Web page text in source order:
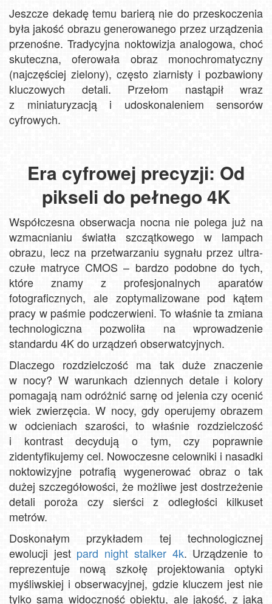
Jeszcze dekadę temu barierą nie do przeskoczenia
była jakość obrazu generowanego przez urządzenia
przenośne. Tradycyjna noktowizja analogowa, choć
skuteczna, oferowała obraz monochromatyczny
(najczęściej zielony), często ziarnisty i pozbawiony
kluczowych detali. Przełom nastąpił wraz
z miniaturyzacją i udoskonaleniem sensorów
cyfrowych.
Era cyfrowej precyzji: Od
pikseli do pełnego 4K
Współczesna obserwacja nocna nie polega już na
wzmacnianiu światła szczątkowego w lampach
obrazu, lecz na przetwarzaniu sygnału przez ultra-
czułe matryce CMOS – bardzo podobne do tych,
które znamy z profesjonalnych aparatów
fotograficznych, ale zoptymalizowane pod kątem
pracy w paśmie podczerwieni. To właśnie ta zmiana
technologiczna pozwoliła na wprowadzenie
standardu 4K do urządzeń obserwatcyjnych.
Dlaczego rozdzielczość ma tak duże znaczenie
w nocy? W warunkach dziennych detale i kolory
pomagają nam odróżnić sarnę od jelenia czy ocenić
wiek zwierzęcia. W nocy, gdy operujemy obrazem
w odcieniach szarości, to właśnie rozdzielczość
i kontrast decydują o tym, czy poprawnie
zidentyfikujemy cel. Nowoczesne celowniki i nasadki
noktowizyjne potrafią wygenerować obraz o tak
dużej szczegółowości, że możliwe jest dostrzeżenie
detali poroża czy sierści z odległości kilkuset
metrów.
Doskonałym przykładem tej technologicznej
ewolucji jest pard night stalker 4k. Urządzenie to
reprezentuje nową szkołę projektowania optyki
myśliwskiej i obserwacyjnej, gdzie kluczem jest nie
tylko sama widoczność obiektu, ale jakość, z jaką